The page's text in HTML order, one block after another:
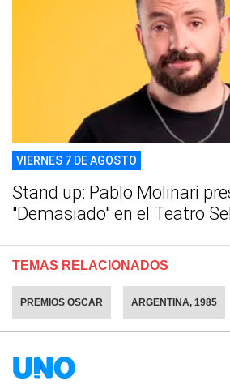
VIERNES 7 DE AGOSTO
Stand up: Pablo Molinari
"Demasiado" en el Teatro
TEMAS RELACIONADOS
PREMIOS OSCAR ARGENTINA, 1985